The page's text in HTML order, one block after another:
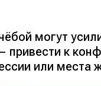
могут
привести к
или места